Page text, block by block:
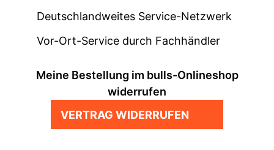
Deutschlandweites Service-Netzwerk
Vor-Ort-Service durch Fachhändler
Meine Bestellung im bulls-Onlineshop
widerrufen
VERTRAG WIDERRUFEN